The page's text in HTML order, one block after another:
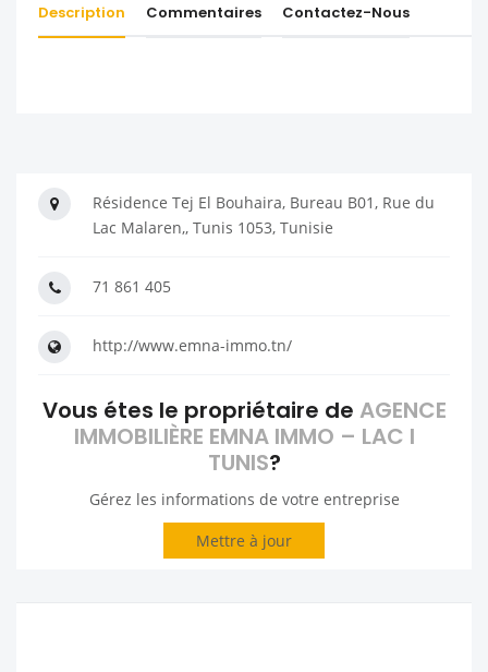
Description Commentaires Contactez-Nous
Résidence Tej El Bouhaira, Bureau B01, Rue du
Lac Malaren,, Tunis 1053, Tunisie
71 861 405
http://www.emna-immo.tn/
Vous étes le propriétaire de AGENCE
IMMOBILIÈRE EMNA IMMO – LAC I
TUNIS?
Gérez les informations de votre entreprise
Mettre à jour